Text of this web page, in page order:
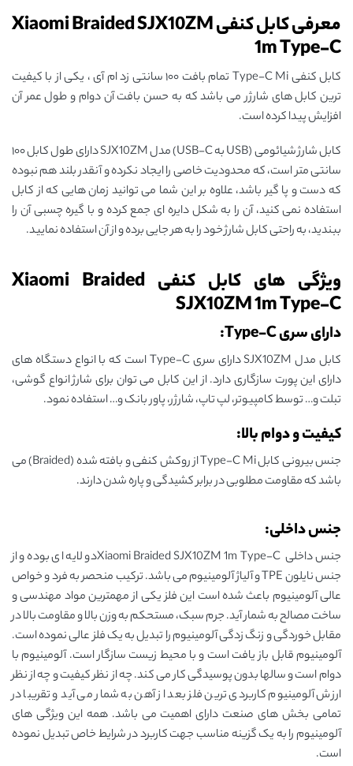
معرفی کابل کنفی Xiaomi Braided SJX10ZM
1m Type-C
کابل کنفی Type-C Mi تمام بافت ۱۰۰ سانتی زد ام آی ، یکی از با کیفیت
ترین کابل های شارژر می باشد که به حسن بافت آن دوام و طول عمر آن
افزایش پیدا کرده است.
کابل شارژ شیائومی (USB به USB-C) مدل SJX10ZM دارای طول کابل ۱۰۰
سانتی متر است، که محدودیت خاصی را ایجاد نکرده و آنقدر بلند هم نبوده
که دست و پا گیر باشد، علاوه بر این شما می توانید زمان هایی که از کابل
استفاده نمی کنید، آن را به شکل دایره ای جمع کرده و با گیره چسبی آن را
ببندید، به راحتی کابل شارژ خود را به هر جایی برده و از آن استفاده نمایید.
ویژگی های کابل کنفی Xiaomi Braided
SJX10ZM 1m Type-C
دارای سری Type-C:
کابل مدل SJX10ZM دارای سری Type-C است که با انواع دستگاه های
دارای این پورت سازگاری دارد. از این کابل می توان برای شارژ انواع گوشی،
تبلت و… توسط کامپیوتر، لپ تاپ، شارژر، پاور بانک و… استفاده نمود.
کیفیت و دوام بالا:
جنس بیرونی کابل Type-C Mi از روکش کنفی و بافته شده (Braided) می
باشد که مقاومت مطلوبی در برابر کشیدگی و پاره شدن دارند.
جنس داخلی:
جنس داخلی Xiaomi Braided SJX10ZM 1m Type-Cدو لایه ای بوده و از
جنس نایلون TPE و آلیاژ آلومینیوم می باشد. ترکیب منحصر به فرد و خواص
عالی آلومینیوم باعث شده است این فلز یکی از مهمترین مواد مهندسی و
ساخت مصالح به شمار آید. جرم سبک، مستحکم به وزن بالا و مقاومت بالا در
مقابل خوردگی و زنگ زدگی آلومینیوم را تبدیل به یک فلز عالی نموده است.
آلومینیوم قابل باز یافت است و با محیط زیست سازگار است. آلومینیوم با
دوام است و سالها بدون پوسیدگی کار می کند. چه از نظر کیفیت و چه از نظر
ارزش آلومینیوم کاربردی ترین فلز بعد از آهن به شمار می آید و تقریبا در
تمامی بخش های صنعت دارای اهمیت می باشد. همه این ویژگی های
آلومینیوم را به یک گزینه مناسب جهت کاربرد در شرایط خاص تبدیل نموده
است.